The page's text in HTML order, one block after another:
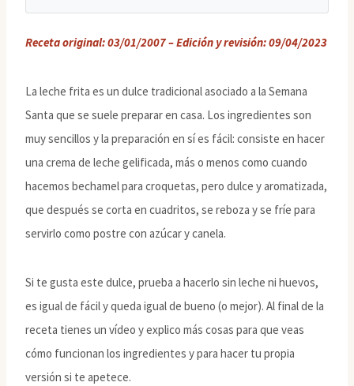
Receta original: 03/01/2007 – Edición y revisión: 09/04/2023
La leche frita es un dulce tradicional asociado a la Semana
Santa que se suele preparar en casa. Los ingredientes son
muy sencillos y la preparación en sí es fácil: consiste en hacer
una crema de leche gelificada, más o menos como cuando
hacemos bechamel para croquetas, pero dulce y aromatizada,
que después se corta en cuadritos, se reboza y se fríe para
servirlo como postre con azúcar y canela.
Si te gusta este dulce, prueba a hacerlo sin leche ni huevos,
es igual de fácil y queda igual de bueno (o mejor). Al final de la
receta tienes un vídeo y explico más cosas para que veas
cómo funcionan los ingredientes y para hacer tu propia
versión si te apetece.